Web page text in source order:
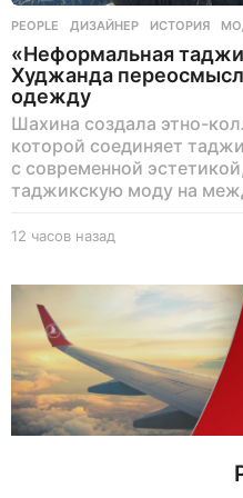
PEOPLE ДИЗАЙНЕР ,ИСТОРИЯ ,
«Неформальная
Худжанда
одежду
Шахина создала этно-
которой соединяет
с современной
таджикскую моду на
12 часов назад
о
в
н
а
з